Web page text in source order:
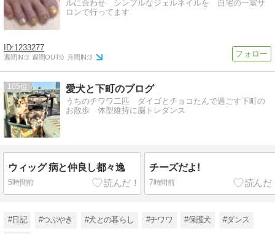
ルに合わせ シンプルなジェルネイルを 自宅の一室サ
ロンで行ってます
1233277
週間IN:3 週間OUT:0 月間IN:3
105 愛犬と下町のブログ
うちのチワワ二匹 ダイゴとチョコたんで過ごす下町の
お散歩 体型維持に脳トレダンス
ウィッグ 病と仲良し都々逸
5時間前
チーズだよ!
7時間前
#日記 #つぶやき #犬との暮らし #チワワ #保護犬 #ダンス
【Tips】気になるブログをフォロー。